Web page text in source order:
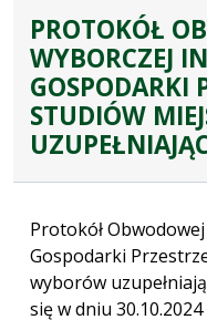
PROTOKÓŁ
WYBORCZEJ
GOSPODARKI
STUDIÓW
Protokół
Gospodarki
wyborów
się w dniu